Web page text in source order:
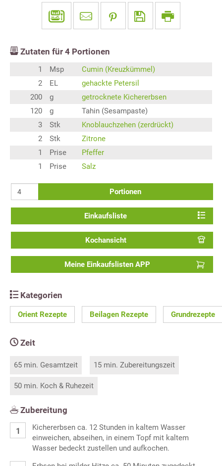
Zutaten für 4 Portionen
1 Msp
Cumin (Kreuzkümmel)
2
EL
gehackte Petersil
200
g
getrocknete Kichererbsen
120
g
Tahin (Sesampaste)
3
Stk
Knoblauchzehen (zerdrückt)
2
Stk
Zitrone
1
Prise
Pfeffer
1
Prise Salz
Portionen
Einkaufsliste
Kochansicht
Meine Einkaufslisten APP
Kategorien
Orient Rezepte Beilagen Rezepte Grundrezepte
Zeit
65 min. Gesamtzeit 15 min. Zubereitungszeit
50 min. Koch & Ruhezeit
Zubereitung
Kichererbsen ca. 12 Stunden in kaltem Wasser
einweichen, abseihen, in einem Topf mit kaltem
Wasser bedeckt zustellen und aufkochen.